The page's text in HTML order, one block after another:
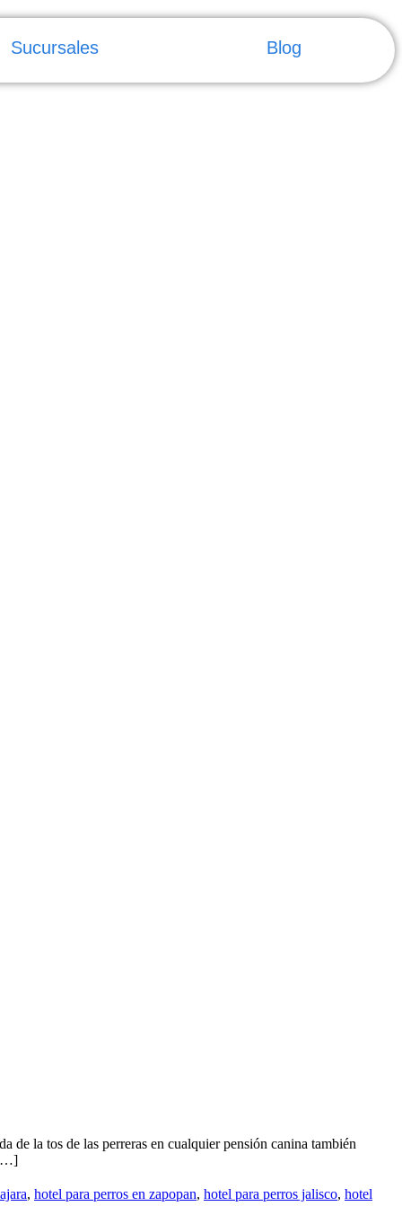
Sucursales Blog
de la tos de las perreras en cualquier pensión canina también
[…]
, hotel para perros en zapopan, hotel para perros jalisco, hotel